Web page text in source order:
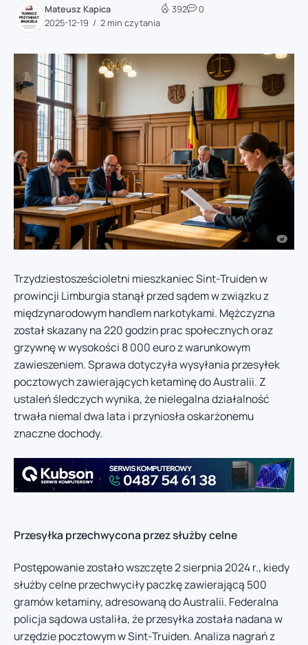
Mateusz Kapica
2025-12-19
2 min czytania
392 0
Trzydziestosześcioletni mieszkaniec Sint-Truiden w
prowincji Limburgia stanął przed sądem w związku z
międzynarodowym handlem narkotykami. Mężczyzna
został skazany na 220 godzin prac społecznych oraz
grzywnę w wysokości 8 000 euro z warunkowym
zawieszeniem. Sprawa dotyczyła wysyłania przesyłek
pocztowych zawierających ketaminę do Australii. Z
ustaleń śledczych wynika, że nielegalna działalność
trwała niemal dwa lata i przyniosła oskarżonemu
znaczne dochody.
Przesyłka przechwycona przez służby celne
Postępowanie zostało wszczęte 2 sierpnia 2024 r., kiedy
służby celne przechwyciły paczkę zawierającą 500
gramów ketaminy, adresowaną do Australii. Federalna
policja sądowa ustaliła, że przesyłka została nadana w
urzędzie pocztowym w Sint-Truiden. Analiza nagrań z